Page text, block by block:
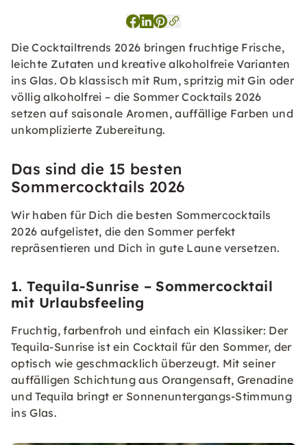
Die Cocktailtrends 2026 bringen fruchtige Frische,
leichte Zutaten und kreative alkoholfreie Varianten
ins Glas. Ob klassisch mit Rum, spritzig mit Gin oder
völlig alkoholfrei – die Sommer Cocktails 2026
setzen auf saisonale Aromen, auffällige Farben und
unkomplizierte Zubereitung.
Das sind die 15 besten
Sommercocktails 2026
Wir haben für Dich die besten Sommercocktails
2026 aufgelistet, die den Sommer perfekt
repräsentieren und Dich in gute Laune versetzen.
1. Tequila-Sunrise – Sommercocktail
mit Urlaubsfeeling
Fruchtig, farbenfroh und einfach ein Klassiker: Der
Tequila-Sunrise ist ein Cocktail für den Sommer, der
optisch wie geschmacklich überzeugt. Mit seiner
auffälligen Schichtung aus Orangensaft, Grenadine
und Tequila bringt er Sonnenuntergangs-Stimmung
ins Glas.